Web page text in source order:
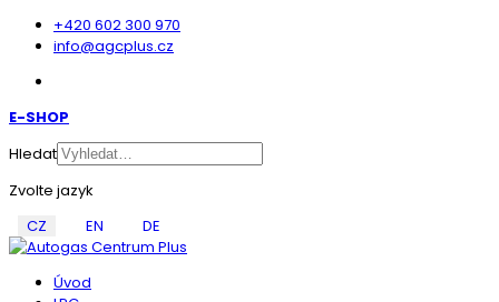
+420 602 300 970
info@agcplus.cz
E-SHOP
Hledat
Zvolte jazyk
CZ
EN DE
Úvod